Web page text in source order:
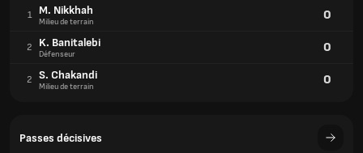
1 M. Nikkhah
Milieu de terrain 0
2 K. Banitalebi
Défenseur 0
2 S. Chakandi
Milieu de terrain 0
Passes décisives